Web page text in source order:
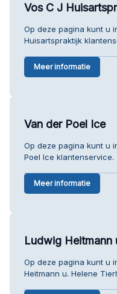
Vos C J
Op deze pagina kunt u
Huisartspraktijk
Meer informatie
Van der Poel Ice
Op deze pagina kunt u
Poel Ice klantenservice.
Meer informatie
Ludwig Heitmann
Op deze pagina kunt u
Heitmann u. Helene